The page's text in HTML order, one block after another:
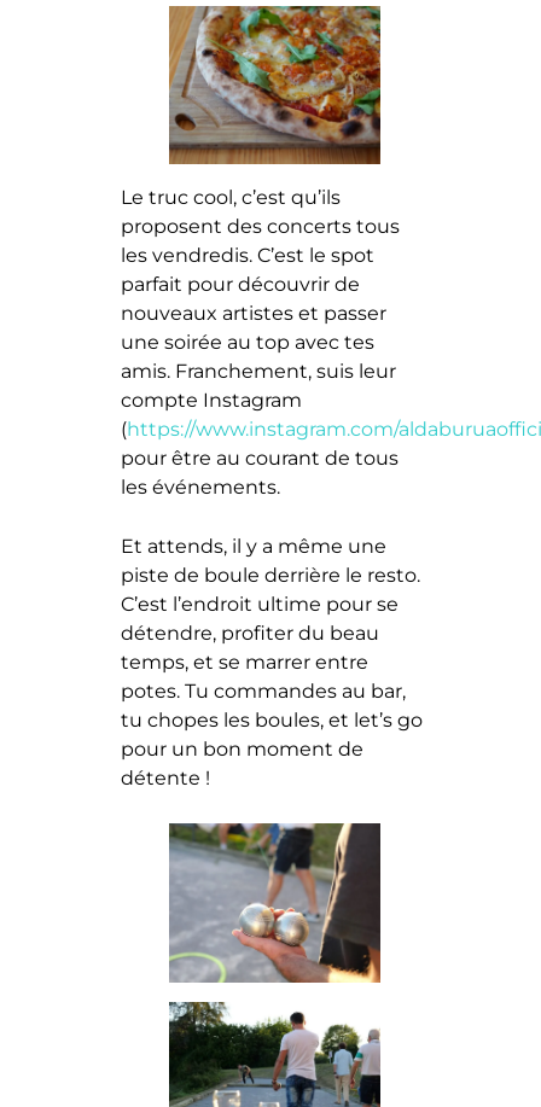
Le truc cool, c’est qu’ils
proposent des concerts tous
les vendredis. C’est le spot
parfait pour découvrir de
nouveaux artistes et passer
une soirée au top avec tes
amis. Franchement, suis leur
compte Instagram
(https://www.instagram.com/
pour être au courant de tous
les événements.
Et attends, il y a même une
piste de boule derrière le resto.
C’est l’endroit ultime pour se
détendre, profiter du beau
temps, et se marrer entre
potes. Tu commandes au bar,
tu chopes les boules, et let’s go
pour un bon moment de
détente !